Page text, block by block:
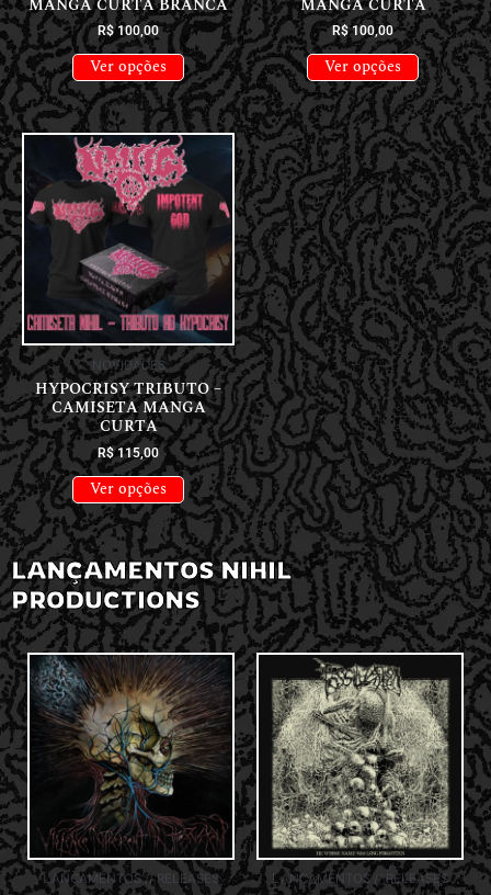
MANGA CURTA BRANCA
R$100,00
Ver opções
MANGA CURTA
R$100,00
Ver opções
NOVIDADES
HYPOCRISY TRIBUTO –
CAMISETA MANGA
CURTA
R$115,00
Ver opções
LANÇAMENTOS NIHIL
PRODUCTIONS
LANÇAMENTOS // RELEASES LANÇAMENTOS // RELEASES